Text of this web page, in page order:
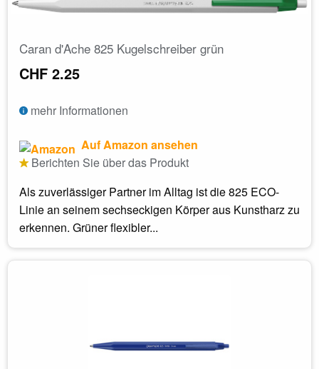
Caran d'Ache 825 Kugelschreiber grün
CHF 2.25
mehr Informationen
Auf Amazon ansehen
Berichten Sie über das Produkt
Als zuverlässiger Partner im Alltag ist die 825 ECO-
Linie an seinem sechseckigen Körper aus Kunstharz zu
erkennen. Grüner flexibler...